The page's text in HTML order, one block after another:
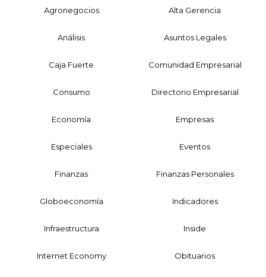
Agronegocios Alta Gerencia
Análisis Asuntos Legales
Caja Fuerte Comunidad Empresarial
Consumo Directorio Empresarial
Economía Empresas
Especiales Eventos
Finanzas Finanzas Personales
Globoeconomía Indicadores
Infraestructura Inside
Internet Economy Obituarios